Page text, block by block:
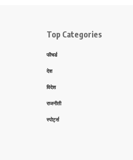
Top Categories
फीचर्ड
देश
विदेश
राजनीती
स्पोर्ट्स